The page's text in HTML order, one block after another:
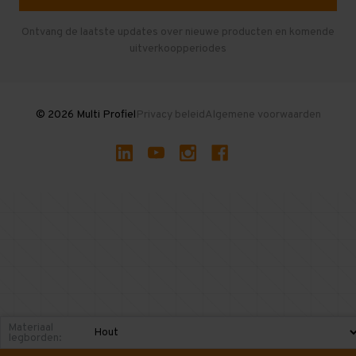
Gebruikte entresolvloeren
Ontvang de laatste updates over nieuwe producten en komende
uitverkoopperiodes
© 2026 Multi ProfielPrivacy beleidAlgemene voorwaarden
Materiaal
legborden: